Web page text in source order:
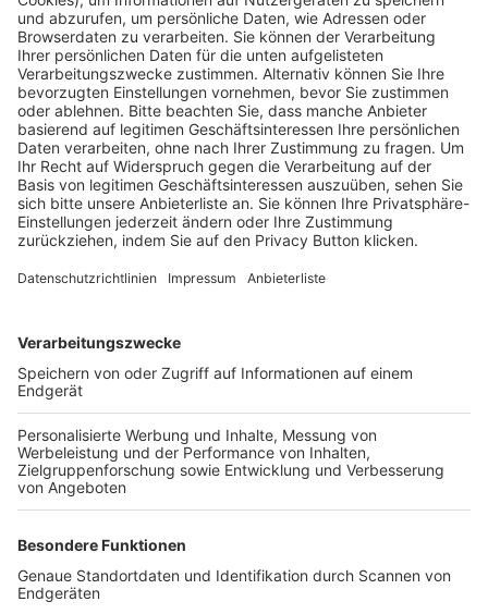
Pässe und Vereinswechsel
Trainerausbildung
Schulungsangebot Vereinsmitarbeiter
BFV-Geschäftsstellen
Trainerbörse
Login SpielPlus
FOLGE DEM BFV
TOP-VEREINE
TOP-PARTNER